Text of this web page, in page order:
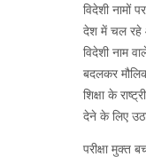
विदेशी नामों
देश में चल रहे
विदेशी नाम
बदलकर
शिक्षा के
देने के लिए
परीक्षा मुक्त